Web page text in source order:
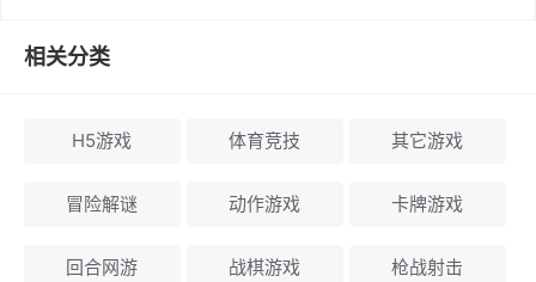
相关分类
H5游戏 体育竞技 其它游戏
冒险解谜 动作游戏 卡牌游戏
回合网游 战棋游戏 枪战射击